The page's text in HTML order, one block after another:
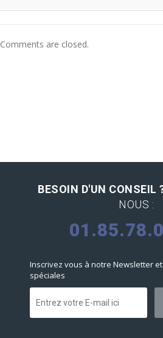
Comments are closed.
BESOIN D'UN CONSEIL
NOUS :
Inscrivez vous à notre Newsletter
spéciales